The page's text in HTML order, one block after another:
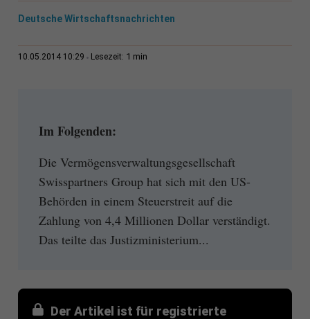
Deutsche Wirtschaftsnachrichten
10.05.2014 10:29 Lesezeit: 1 min
Im Folgenden:
Die Vermögensverwaltungsgesellschaft
Swisspartners Group hat sich mit den US-
Behörden in einem Steuerstreit auf die
Zahlung von 4,4 Millionen Dollar verständigt.
Das teilte das Justizministerium...
Der Artikel ist für registrierte